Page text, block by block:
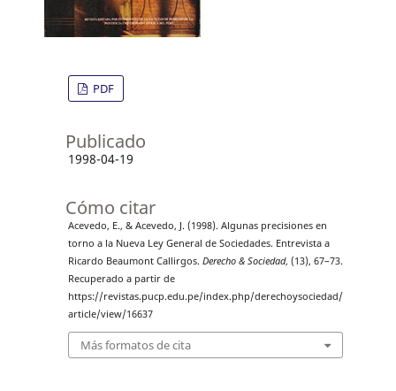
PDF
Publicado
1998-04-19
Cómo citar
Acevedo, E., & Acevedo, J. (1998). Algunas precisiones en
torno a la Nueva Ley General de Sociedades. Entrevista a
Ricardo Beaumont Callirgos. Derecho & Sociedad, (13), 67–73.
Recuperado a partir de
https://revistas.pucp.edu.pe/index.php/derechoysociedad/
article/view/16637
Más formatos de cita